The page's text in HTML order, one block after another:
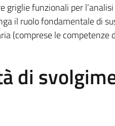
griglie funzionali per
il ruolo fondamentale di
(comprese le competenze
di